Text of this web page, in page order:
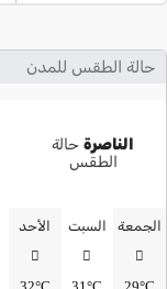
حالة الطقس للمدن
الناصرةحالة
الطقس
الجمعة السبت الأحد